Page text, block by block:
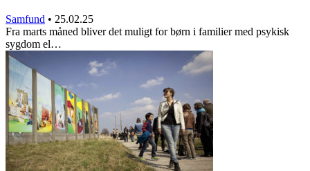
Samfund • 25.02.25
Fra marts måned bliver det muligt for børn i familier med psykisk
sygdom el…